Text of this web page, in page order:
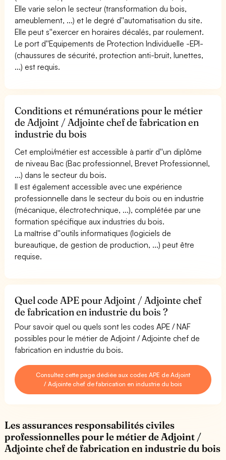
Elle varie selon le secteur (transformation du bois,
ameublement, ...) et le degré d''automatisation du site.
Elle peut s''exercer en horaires décalés, par roulement.
Le port d''Equipements de Protection Individuelle -EPI-
(chaussures de sécurité, protection anti-bruit, lunettes,
...) est requis.
Conditions et rémunérations pour le métier
de Adjoint / Adjointe chef de fabrication en
industrie du bois
Cet emploi/métier est accessible à partir d''un diplôme
de niveau Bac (Bac professionnel, Brevet Professionnel,
...) dans le secteur du bois.
Il est également accessible avec une expérience
professionnelle dans le secteur du bois ou en industrie
(mécanique, électrotechnique, ...), complétée par une
formation spécifique aux industries du bois.
La maîtrise d''outils informatiques (logiciels de
bureautique, de gestion de production, ...) peut être
requise.
Quel code APE pour Adjoint / Adjointe chef
de fabrication en industrie du bois ?
Pour savoir quel ou quels sont les codes APE / NAF
possibles pour le métier de Adjoint / Adjointe chef de
fabrication en industrie du bois.
Consultez cette page dédiée aux codes APE de Adjoint
/ Adjointe chef de fabrication en industrie du bois
Les assurances responsabilités civiles
professionnelles pour le métier de Adjoint /
Adjointe chef de fabrication en industrie du bois